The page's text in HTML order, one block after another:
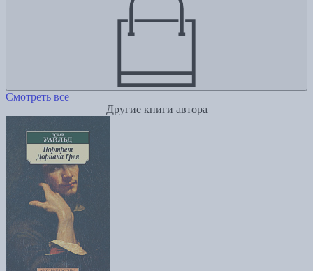
Смотреть все
Другие книги автора